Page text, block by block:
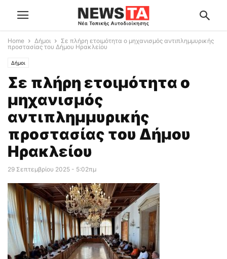
Home Δήμοι
Σε πλήρη ετοιμότητα ο μηχανισμός αντιπλημμυρικής
προστασίας του Δήμου Ηρακλείου
Δήμοι
Σε πλήρη ετοιμότητα ο
μηχανισμός
αντιπλημμυρικής
προστασίας του Δήμου
Ηρακλείου
29 Σεπτεμβρίου 2025 - 5:02πμ